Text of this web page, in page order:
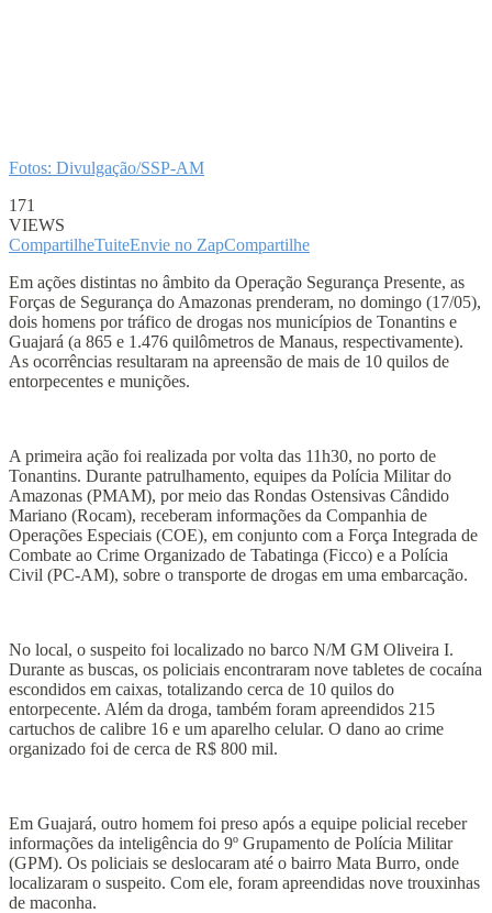
Fotos: Divulgação/SSP-AM
171
VIEWS
CompartilheTuiteEnvie no ZapCompartilhe
Em ações distintas no âmbito da Operação Segurança Presente, as
Forças de Segurança do Amazonas prenderam, no domingo (17/05),
dois homens por tráfico de drogas nos municípios de Tonantins e
Guajará (a 865 e 1.476 quilômetros de Manaus, respectivamente).
As ocorrências resultaram na apreensão de mais de 10 quilos de
entorpecentes e munições.
A primeira ação foi realizada por volta das 11h30, no porto de
Tonantins. Durante patrulhamento, equipes da Polícia Militar do
Amazonas (PMAM), por meio das Rondas Ostensivas Cândido
Mariano (Rocam), receberam informações da Companhia de
Operações Especiais (COE), em conjunto com a Força Integrada de
Combate ao Crime Organizado de Tabatinga (Ficco) e a Polícia
Civil (PC-AM), sobre o transporte de drogas em uma embarcação.
No local, o suspeito foi localizado no barco N/M GM Oliveira I.
Durante as buscas, os policiais encontraram nove tabletes de cocaína
escondidos em caixas, totalizando cerca de 10 quilos do
entorpecente. Além da droga, também foram apreendidos 215
cartuchos de calibre 16 e um aparelho celular. O dano ao crime
organizado foi de cerca de R$ 800 mil.
Em Guajará, outro homem foi preso após a equipe policial receber
informações da inteligência do 9º Grupamento de Polícia Militar
(GPM). Os policiais se deslocaram até o bairro Mata Burro, onde
localizaram o suspeito. Com ele, foram apreendidas nove trouxinhas
de maconha.